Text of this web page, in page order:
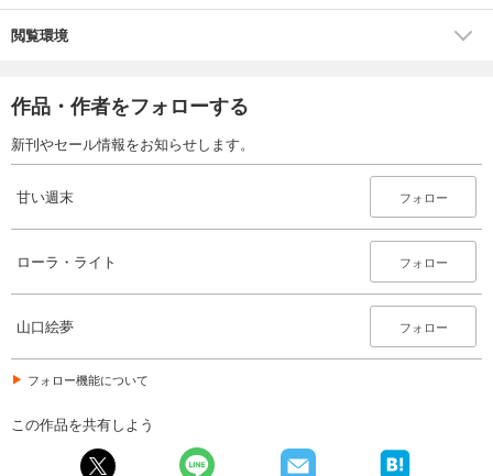
閲覧環境
作品・作者をフォローする
新刊やセール情報をお知らせします。
甘い週末 フォロー
ローラ・ライト フォロー
山口絵夢 フォロー
フォロー機能について
この作品を共有しよう